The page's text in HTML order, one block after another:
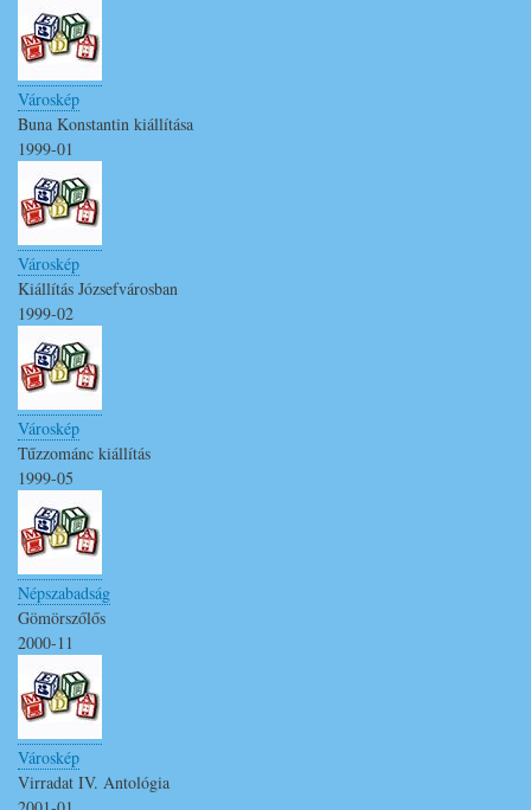
Városkép
Buna Konstantin kiállítása
1999-01
Városkép
Kiállítás Józsefvárosban
1999-02
Városkép
Tűzzománc kiállítás
1999-05
Népszabadság
Gömörszőlős
2000-11
Városkép
Virradat IV. Antológia